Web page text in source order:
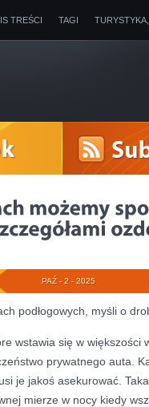
TREŚCI TAGI
PAŹ - 2 - 2025
podłogowych, myśli o
wstawia się w większości
prywatnego auta.
je jakoś asekurować.
mierze w nocy kiedy